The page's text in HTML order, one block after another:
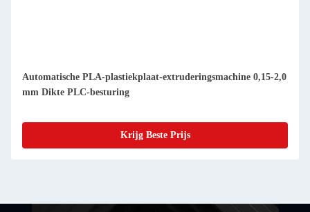
Automatische PLA-plastiekplaat-extruderingsmachine 0,15-2,0
mm Dikte PLC-besturing
Krijg Beste Prijs